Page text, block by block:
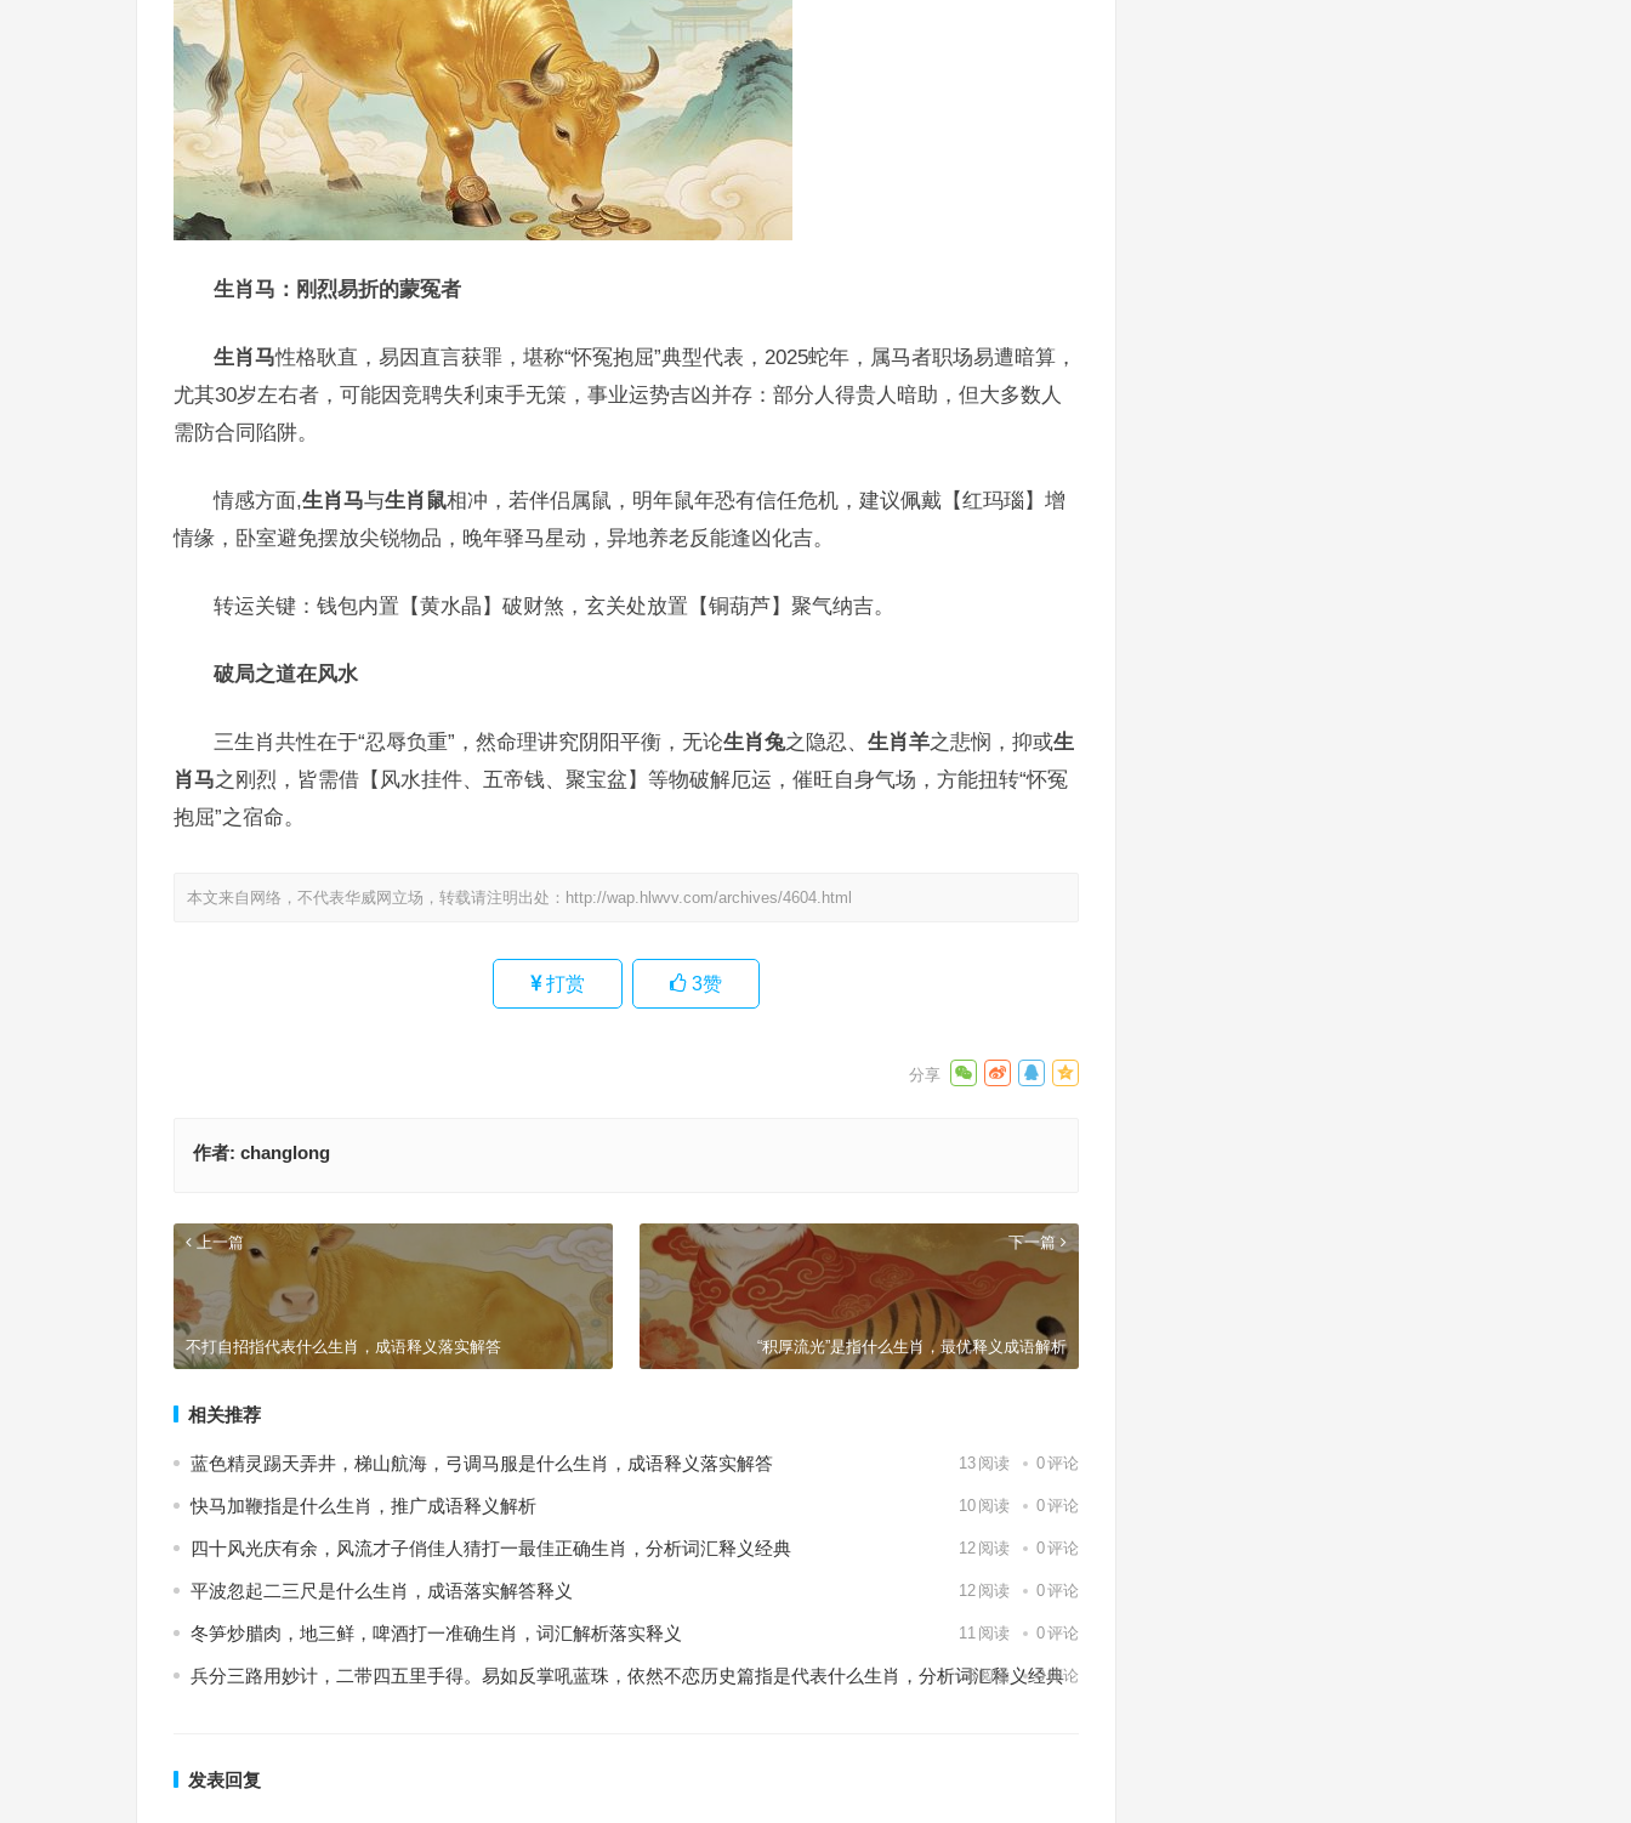
生肖马：刚烈易折的蒙冤者
生肖马性格耿直，易因直言获罪，堪称“怀冤抱屈”典型代表，2025蛇年，属马者职场易遭暗算，
尤其30岁左右者，可能因竞聘失利束手无策，事业运势吉凶并存：部分人得贵人暗助，但大多数人
需防合同陷阱。
情感方面,生肖马与生肖鼠相冲，若伴侣属鼠，明年鼠年恐有信任危机，建议佩戴【红玛瑙】增
情缘，卧室避免摆放尖锐物品，晚年驿马星动，异地养老反能逢凶化吉。
转运关键：钱包内置【黄水晶】破财煞，玄关处放置【铜葫芦】聚气纳吉。
破局之道在风水
三生肖共性在于“忍辱负重”，然命理讲究阴阳平衡，无论生肖兔之隐忍、 生肖羊之悲悯，抑或生
肖马之刚烈，皆需借【风水挂件、五帝钱、聚宝盆】等物破解厄运，催旺自身气场，方能扭转“怀冤
抱屈”之宿命。
本文来自网络，不代表华威网立场，转载请注明出处： http://wap.hlwvv.com/archives/4604.html
打赏 3赞
作者: changlong
上一篇
不打自招指代表什么生肖，成语释义落实解答
下一篇
“积厚流光”是指什么生肖，最优释义成语解析
相关推荐
蓝色精灵踢天弄井，梯山航海，弓调马服是什么生肖，成语释义落实解答 13 阅读 0评论
快马加鞭指是什么生肖，推广成语释义解析 10 阅读 0评论
四十风光庆有余，风流才子俏佳人猜打一最佳正确生肖，分析词汇释义经典 12 阅读 0评论
平波忽起二三尺是什么生肖，成语落实解答释义 12 阅读 0评论
冬笋炒腊肉，地三鲜，啤酒打一准确生肖，词汇解析落实释义 11 阅读 0评论
兵分三路用妙计，二带四五里手得。易如反掌吼蓝珠，依然不恋历史篇指是代表什么生肖，分析词汇释义经典
8 阅读 0评论
发表回复